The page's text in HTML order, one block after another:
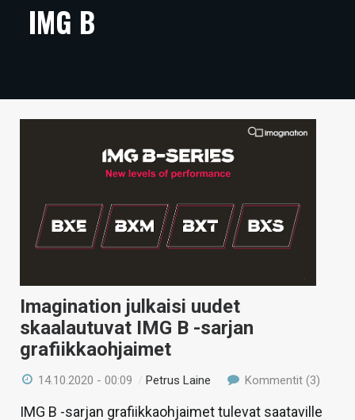
ARTIKKELIT
TECHBBS
KAUPPA
VAIHDA TEEMA
HAKU
IMG B
Imagination julkaisi uudet
skaalautuvat IMG B -sarjan
grafiikkaohjaimet
14.10.2020 - 00:09 /Petrus Laine Kommentit (3)
IMG B -sarjan grafiikkaohjaimet tulevat saataville